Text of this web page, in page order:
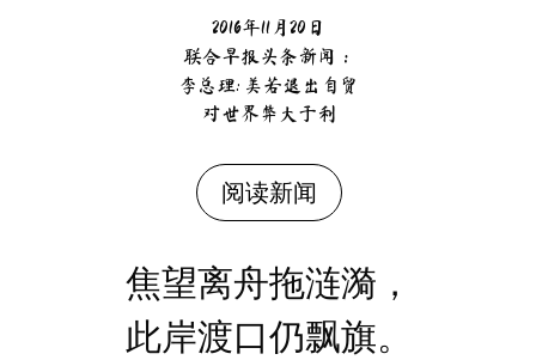
2016年11月20日
联合早报头条新闻：
李总理: 美若退出自贸
对世界弊大于利
阅读新闻
焦望离舟拖涟漪，
此岸渡口仍飘旗。